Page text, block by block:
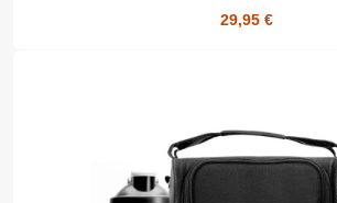
29,95 €